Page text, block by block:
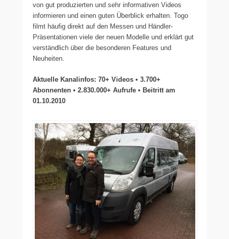
von gut produzierten und sehr informativen Videos
informieren und einen guten Überblick erhalten. Togo
filmt häufig direkt auf den Messen und Händler-
Präsentationen viele der neuen Modelle und erklärt gut
verständlich über die besonderen Features und
Neuheiten.
Aktuelle Kanalinfos: 70+ Videos • 3.700+
Abonnenten • 2.830.000+ Aufrufe • Beitritt am
01.10.2010